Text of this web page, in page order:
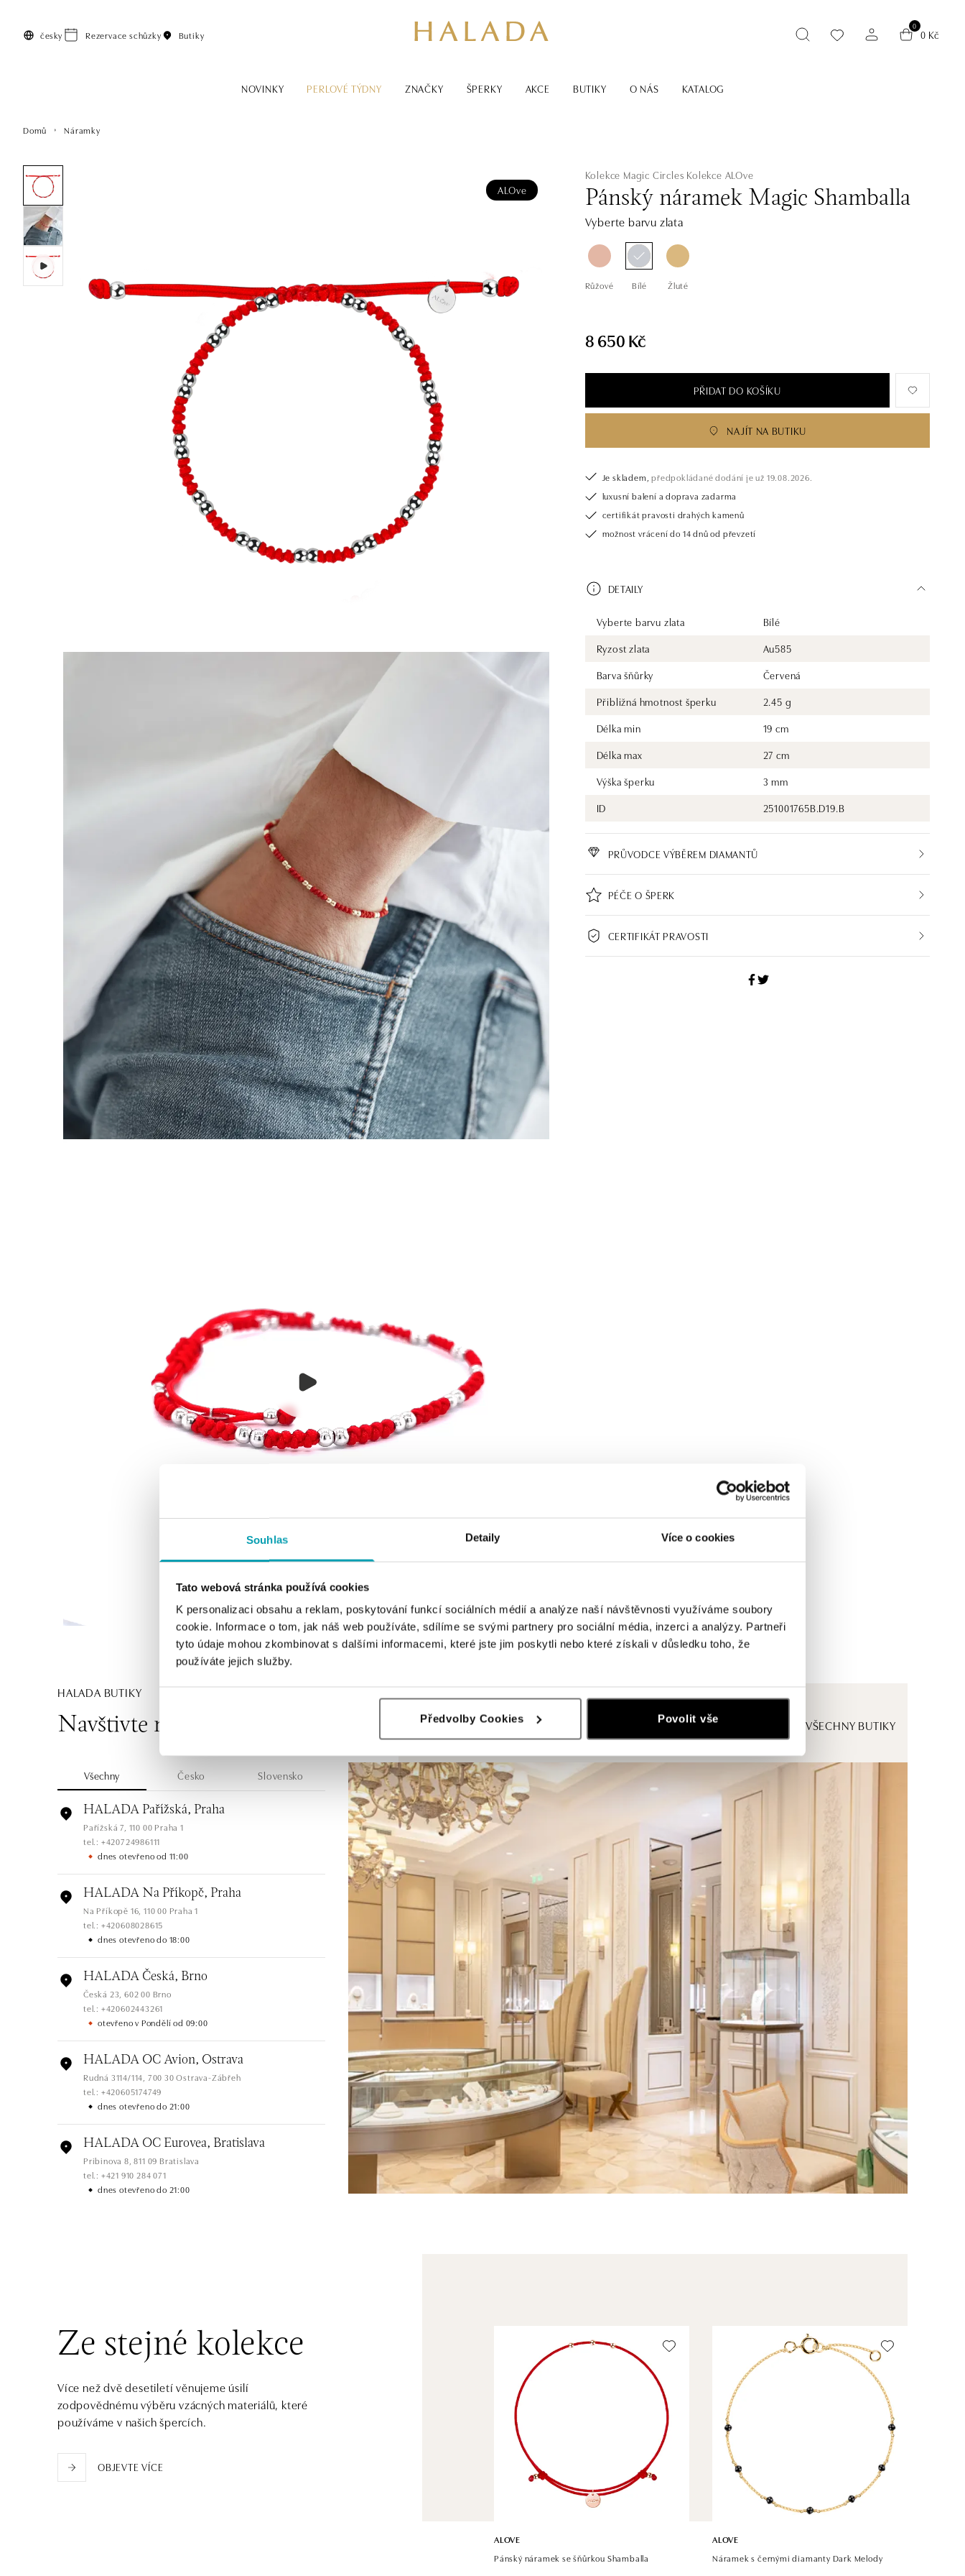
Souhlas Detaily Více o cookies
Tato webová stránka používá cookies
K personalizaci obsahu a reklam, poskytování funkcí sociálních médií a analýze naší návštěvnosti využíváme soubory
cookie. Informace o tom, jak náš web používáte, sdílíme se svými partnery pro sociální média, inzerci a analýzy. Partneři
tyto údaje mohou zkombinovat s dalšími informacemi, které jste jim poskytli nebo které získali v důsledku toho, že
používáte jejich služby.
Předvolby Cookies Povolit vše
česky Rezervace schůzky Butiky
0
0 Kč
NOVINKY PERLOVÉ TÝDNY ZNAČKY ŠPERKY AKCE BUTIKY O NÁS KATALOG
Domů Náramky
ALOve
Kolekce Magic Circles Kolekce ALOve
Pánský náramek Magic Shamballa
Vyberte barvu zlata
Růžové Bílé Žluté
8 650 Kč
PŘIDAT DO KOŠÍKU
NAJÍT NA BUTIKU
Je skladem, předpokládané dodání je už 19.08.2026.
luxusní balení a doprava zadarma
certifikát pravosti drahých kamenů
možnost vrácení do 14 dnů od převzetí
DETAILY
Vyberte barvu zlata
Bílé
Ryzost zlata
Au585
Barva šňůrky
Červená
Přibližná hmotnost šperku
2.45 g
Délka min
19 cm
Délka max
27 cm
Výška šperku
3 mm
ID
251001765B.D19.B
PRŮVODCE VÝBĚREM DIAMANTŮ
PÉČE O ŠPERK
CERTIFIKÁT PRAVOSTI
HALADA BUTIKY
Navštivte naše butiky ZOBRAZIT VŠECHNY BUTIKY
Všechny Česko Slovensko
HALADA Pařížská, Praha
Pařížská 7, 110 00 Praha 1
tel.: +420724986111
dnes otevřeno od 11:00
HALADA Na Příkopě, Praha
Na Příkopě 16, 110 00 Praha 1
tel.: +420608028615
dnes otevřeno do 18:00
HALADA Česká, Brno
Česká 23, 602 00 Brno
tel.: +420602443261
otevřeno v Pondělí od 09:00
HALADA OC Avion, Ostrava
Rudná 3114/114, 700 30 Ostrava-Zábřeh
tel.: +420605174749
dnes otevřeno do 21:00
HALADA OC Eurovea, Bratislava
Pribinova 8, 811 09 Bratislava
tel.: +421 910 284 071
dnes otevřeno do 21:00
Einsteinova 18, 851 01 Bratislava
tel.: +421 917 090 891
dnes otevřeno do 21:00
Ze stejné kolekce
Více než dvě desetiletí věnujeme úsilí
zodpovědnému výběru vzácných materiálů, které
používáme v našich špercích.
OBJEVTE VÍCE
ALOVE
Pánský náramek se šňůrkou Shamballa
ALOVE
Náramek s černými diamanty Dark Melody